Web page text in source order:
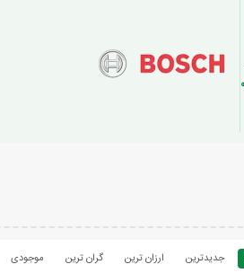
جدیدترین ارزان ترین گران ترین موجودی